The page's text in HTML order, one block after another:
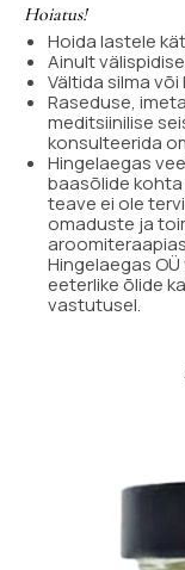
Hoiatus!
Hoida lastele
Ainult
Vältida silma
Raseduse,
meditsiinilise
konsulteerida
Hingelaegas
baasõlide
teave ei ole
omaduste ja
Hingelaegas
eeterlike õlide
vastutusel.